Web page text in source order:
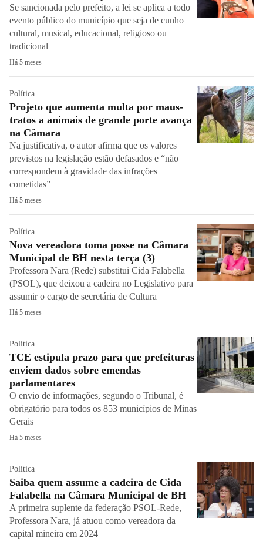
Se sancionada pelo prefeito, a lei se aplica a todo
evento público do município que seja de cunho
cultural, musical, educacional, religioso ou
tradicional
Há 5 meses
Política
Projeto que aumenta multa por maus-
tratos a animais de grande porte avança
na Câmara
Na justificativa, o autor afirma que os valores
previstos na legislação estão defasados e “não
correspondem à gravidade das infrações
cometidas”
Há 5 meses
Política
Nova vereadora toma posse na Câmara
Municipal de BH nesta terça (3)
Professora Nara (Rede) substitui Cida Falabella
(PSOL), que deixou a cadeira no Legislativo para
assumir o cargo de secretária de Cultura
Há 5 meses
Política
TCE estipula prazo para que prefeituras
enviem dados sobre emendas
parlamentares
O envio de informações, segundo o Tribunal, é
obrigatório para todos os 853 municípios de Minas
Gerais
Há 5 meses
Política
Saiba quem assume a cadeira de Cida
Falabella na Câmara Municipal de BH
A primeira suplente da federação PSOL-Rede,
Professora Nara, já atuou como vereadora da
capital mineira em 2024